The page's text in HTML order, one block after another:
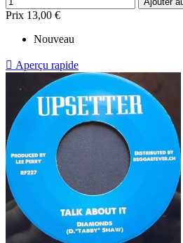
Prix 13,00 €
Nouveau
 Aperçu rapide